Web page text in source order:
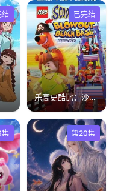
结 已完结
乐高史酷比：沙滩狂欢派对
第20集